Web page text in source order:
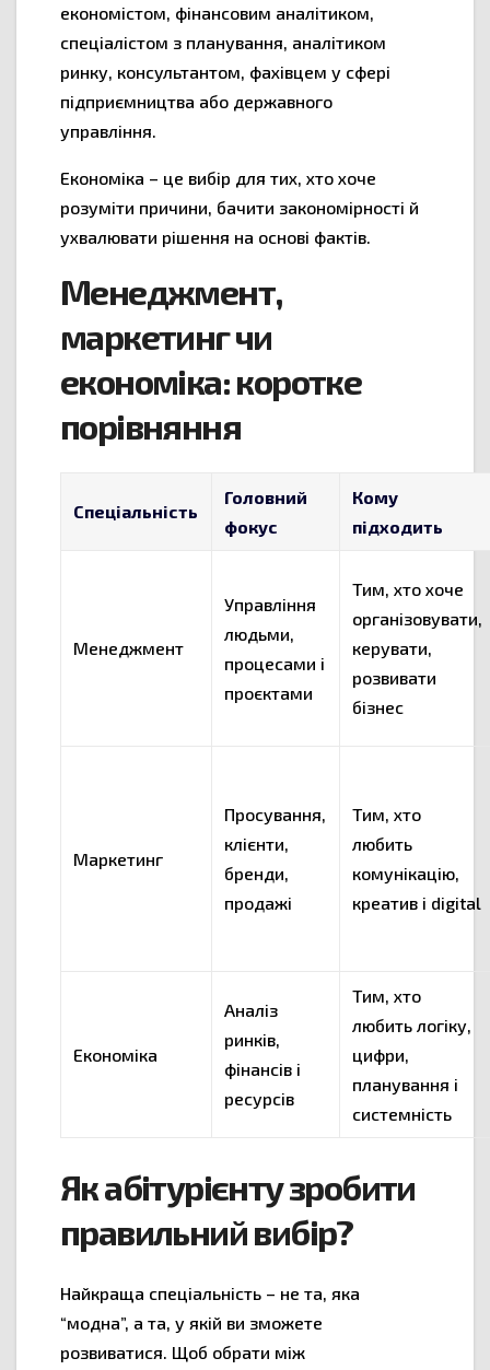
економістом, фінансовим аналітиком,
спеціалістом з планування, аналітиком
ринку, консультантом, фахівцем у сфері
підприємництва або державного
управління.
Економіка – це вибір для тих, хто хоче
розуміти причини, бачити закономірності й
ухвалювати рішення на основі фактів.
Менеджмент,
маркетинг чи
економіка: коротке
порівняння
Спеціальність
Головний
фокус
Кому
підходить
Менеджмент
Управління
людьми,
процесами і
проєктами
Тим, хто хоче
організовувати,
керувати,
розвивати
бізнес
Маркетинг
Просування,
клієнти,
бренди,
продажі
Тим, хто
любить
комунікацію,
креатив і digital
Економіка
Аналіз
ринків,
фінансів і
ресурсів
Тим, хто
любить логіку,
цифри,
планування і
системність
Як абітурієнту зробити
правильний вибір?
Найкраща спеціальність – не та, яка
“модна”, а та, у якій ви зможете
розвиватися. Щоб обрати між